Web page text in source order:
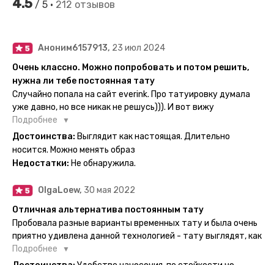
4.5 / 5 • 212 отзывов
Аноним6157913, 23 июл 2024
Очень классно. Можно попробовать и потом решить,
нужна ли тебе постоянная тату
Случайно попала на сайт everink. Про татуировку думала
уже давно, но все никак не решусь))). И вот вижу
великолепный каталог everink. Тату на любой вкус.
Заказала и не пожалела. Супер. Выглядит как настоящая.
Посмотрю как булет ы носке. Обязательно закажу ещё.
Подробнее
Достоинства: Выглядит как настоящая. Длительно
носится. Можно менять образ
Недостатки: Не обнаружила.
OlgaLoew, 30 мая 2022
Отличная альтернатива постоянным тату
Пробовала разные варианты временных тату и была очень
приятно удивлена данной технологией - тату выглядят, как
настоящие, и не тускнеют больше недели даже несмотря
на контакты с водой! На сайте очень большой выбор по
Подробнее